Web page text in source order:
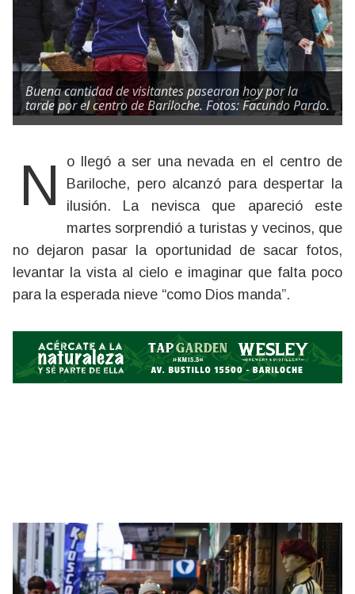
Buena cantidad de visitantes pasearon hoy por la
tarde por el centro de Bariloche. Fotos: Facundo Pardo.
No llegó a ser una nevada en el centro de
Bariloche, pero alcanzó para despertar la
ilusión. La nevisca que apareció este
martes sorprendió a turistas y vecinos, que
no dejaron pasar la oportunidad de sacar fotos,
levantar la vista al cielo e imaginar que falta poco
para la esperada nieve “como Dios manda”.